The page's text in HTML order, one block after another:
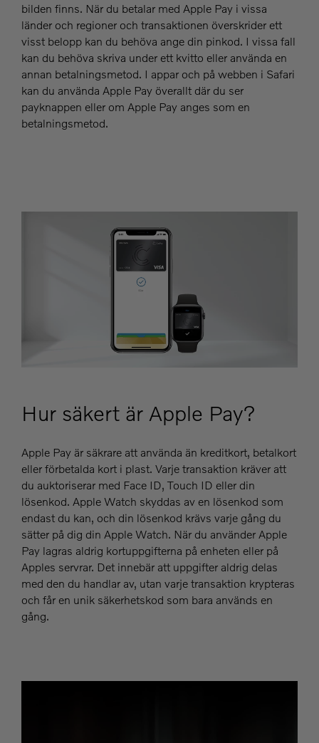
bilden finns. När du betalar med Apple Pay i vissa
länder och regioner och transaktionen överskrider ett
visst belopp kan du behöva ange din pinkod. I vissa fall
kan du behöva skriva under ett kvitto eller använda en
annan betalningsmetod. I appar och på webben i Safari
kan du använda Apple Pay överallt där du ser
payknappen eller om Apple Pay anges som en
betalningsmetod.
Hur säkert är Apple Pay?
Apple Pay är säkrare att använda än kreditkort, betalkort
eller förbetalda kort i plast. Varje transaktion kräver att
du auktoriserar med Face ID, Touch ID eller din
lösenkod. Apple Watch skyddas av en lösenkod som
endast du kan, och din lösenkod krävs varje gång du
sätter på dig din Apple Watch. När du använder Apple
Pay lagras aldrig kortuppgifterna på enheten eller på
Apples servrar. Det innebär att uppgifter aldrig delas
med den du handlar av, utan varje transaktion krypteras
och får en unik säkerhetskod som bara används en
gång.